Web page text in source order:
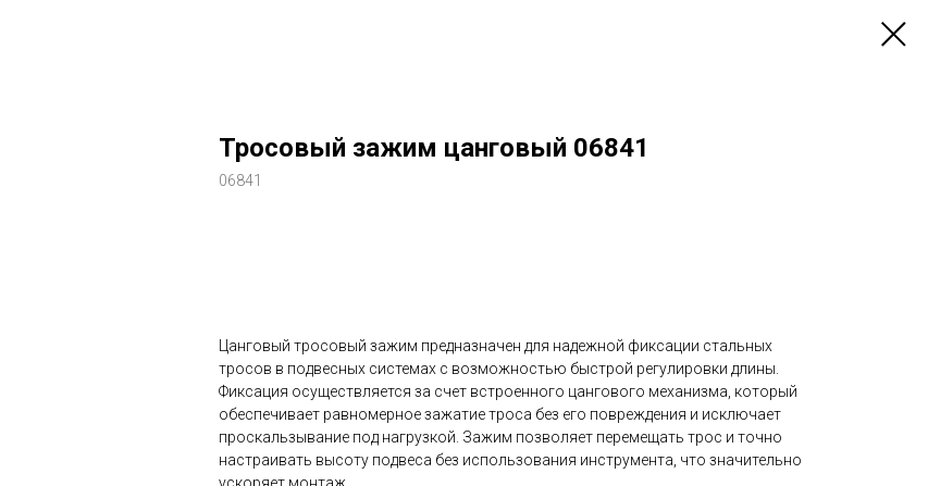
Тросовый зажим цанговый 06841
06841
Цанговый тросовый зажим предназначен для надежной фиксации стальных
тросов в подвесных системах с возможностью быстрой регулировки длины.
Фиксация осуществляется за счет встроенного цангового механизма, который
обеспечивает равномерное зажатие троса без его повреждения и исключает
проскальзывание под нагрузкой. Зажим позволяет перемещать трос и точно
настраивать высоту подвеса без использования инструмента, что значительно